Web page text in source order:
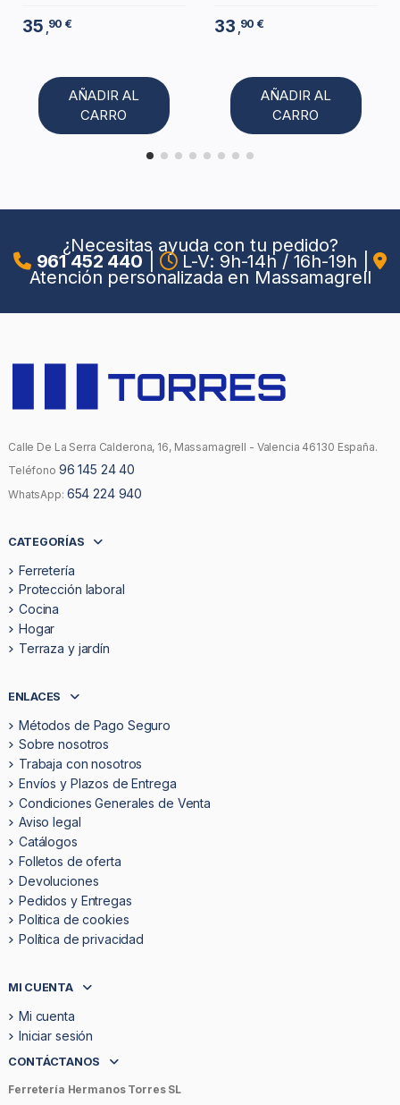
35 ,90 €
AÑADIR AL
CARRO
33 ,90 €
AÑADIR AL
CARRO
¿Necesitas ayuda con tu pedido?
961 452 440 L-V: 9h-14h / 16h-19h
Atención personalizada en Massamagrell
Calle De La Serra Calderona, 16, Massamagrell - Valencia 46130 España.
Teléfono 96 145 24 40
WhatsApp: 654 224 940
CATEGORÍAS
Ferretería
Protección laboral
Cocina
Hogar
Terraza y jardín
ENLACES
Métodos de Pago Seguro
Sobre nosotros
Trabaja con nosotros
Envíos y Plazos de Entrega
Condiciones Generales de Venta
Aviso legal
Catálogos
Folletos de oferta
Devoluciones
Pedidos y Entregas
Politica de cookies
Política de privacidad
MI CUENTA
Mi cuenta
Iniciar sesión
CONTÁCTANOS
Ferretería Hermanos Torres SL